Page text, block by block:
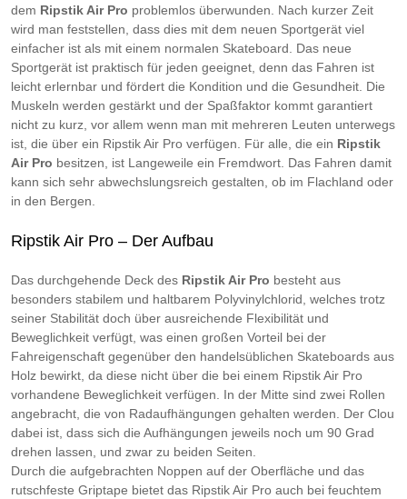
dem Ripstik Air Pro problemlos überwunden. Nach kurzer Zeit
wird man feststellen, dass dies mit dem neuen Sportgerät viel
einfacher ist als mit einem normalen Skateboard. Das neue
Sportgerät ist praktisch für jeden geeignet, denn das Fahren ist
leicht erlernbar und fördert die Kondition und die Gesundheit. Die
Muskeln werden gestärkt und der Spaßfaktor kommt garantiert
nicht zu kurz, vor allem wenn man mit mehreren Leuten unterwegs
ist, die über ein Ripstik Air Pro verfügen. Für alle, die ein Ripstik
Air Pro besitzen, ist Langeweile ein Fremdwort. Das Fahren damit
kann sich sehr abwechslungsreich gestalten, ob im Flachland oder
in den Bergen.
Ripstik Air Pro – Der Aufbau
Das durchgehende Deck des Ripstik Air Pro besteht aus
besonders stabilem und haltbarem Polyvinylchlorid, welches trotz
seiner Stabilität doch über ausreichende Flexibilität und
Beweglichkeit verfügt, was einen großen Vorteil bei der
Fahreigenschaft gegenüber den handelsüblichen Skateboards aus
Holz bewirkt, da diese nicht über die bei einem Ripstik Air Pro
vorhandene Beweglichkeit verfügen. In der Mitte sind zwei Rollen
angebracht, die von Radaufhängungen gehalten werden. Der Clou
dabei ist, dass sich die Aufhängungen jeweils noch um 90 Grad
drehen lassen, und zwar zu beiden Seiten.
Durch die aufgebrachten Noppen auf der Oberfläche und das
rutschfeste Griptape bietet das Ripstik Air Pro auch bei feuchtem